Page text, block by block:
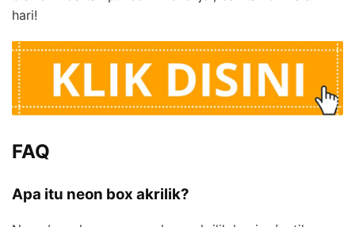
hari!
FAQ
Apa itu neon box akrilik?